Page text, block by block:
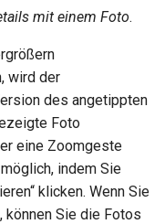
mit einem Foto.
wird der
des angetippten
Foto
eine Zoomgeste
indem Sie
klicken. Wenn Sie
können Sie die Fotos